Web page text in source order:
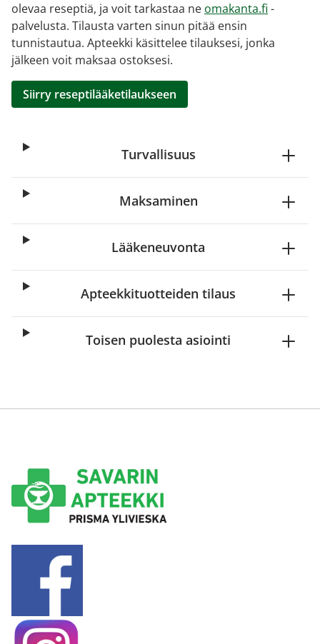
olevaa reseptiä, ja voit tarkastaa ne omakanta.fi -
palvelusta. Tilausta varten sinun pitää ensin
tunnistautua. Apteekki käsittelee tilauksesi, jonka
jälkeen voit maksaa ostoksesi.
Siirry reseptilääketilaukseen
Turvallisuus
Maksaminen
Lääkeneuvonta
Apteekkituotteiden tilaus
Toisen puolesta asiointi